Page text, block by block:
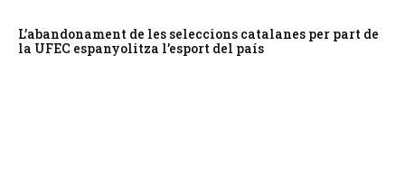
L’abandonament de les seleccions catalanes per part de
la UFEC espanyolitza l’esport del país